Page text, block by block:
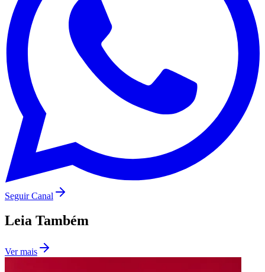
São Paulo
Seguir Canal
Leia Também
Ver mais